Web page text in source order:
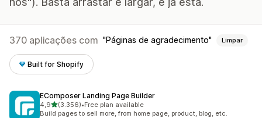
370 aplicações com Páginas de agradecimento Limpar
Built for Shopify
EComposer Landing Page Builder
4,9de 5 estrelas
(3.356)
3356 total de avaliações
•Free plan available
Build pages to sell more, from home page, product, blog, etc.